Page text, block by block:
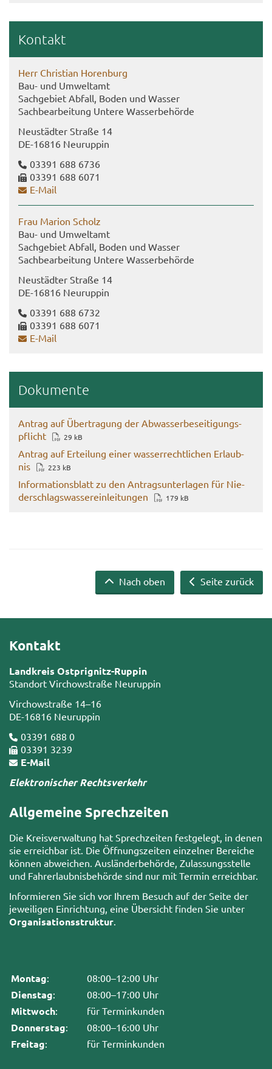
Kon­takt
Herr Chris­ti­an Ho­ren­burg
Bau- und Um­welt­amt
Sach­ge­biet Ab­fall, Boden und Was­ser
Sach­be­ar­bei­tung Un­te­re Was­ser­be­hör­de
Neu­städ­ter Stra­ße 14
DE-​16816 Neu­rup­pin
03391 688 6736
03391 688 6071
E-​Mail
Frau Ma­ri­on Scholz
Bau- und Um­welt­amt
Sach­ge­biet Ab­fall, Boden und Was­ser
Sach­be­ar­bei­tung Un­te­re Was­ser­be­hör­de
Neu­städ­ter Stra­ße 14
DE-​16816 Neu­rup­pin
03391 688 6732
03391 688 6071
E-​Mail
Do­ku­men­te
An­trag auf Über­tra­gung der Ab­was­ser­be­sei­ti­gungs­
pflicht
29 kB
An­trag auf Er­tei­lung einer was­ser­recht­li­chen Er­laub­
nis
223 kB
In­for­ma­ti­ons­blatt zu den An­trags­un­ter­la­gen für Nie­
der­schlags­was­ser­ein­lei­tun­gen
179 kB
Seite zurück
Nach oben
Kontakt
Landkreis Ostprignitz-Ruppin
Standort Virchowstraße Neuruppin
Virchowstraße 14–16
DE-16816 Neuruppin
03391 688 0
03391 3239
E-Mail
Elektronischer Rechtsverkehr
Allgemeine Sprechzeiten
Die Kreisverwaltung hat Sprechzeiten festgelegt, in denen
sie erreichbar ist. Die Öffnungszeiten einzelner Bereiche
können abweichen. Ausländerbehörde, Zulassungsstelle
und Fahrerlaubnisbehörde sind nur mit Termin erreichbar.
Informieren Sie sich vor Ihrem Besuch auf der Seite der
jeweiligen Einrichtung, eine Übersicht finden Sie unter
Organisationsstruktur
Montag: 08:00–12:00 Uhr
Dienstag: 08:00–17:00 Uhr
Mittwoch: für Terminkunden
Donnerstag: 08:00–16:00 Uhr
Freitag: für Terminkunden